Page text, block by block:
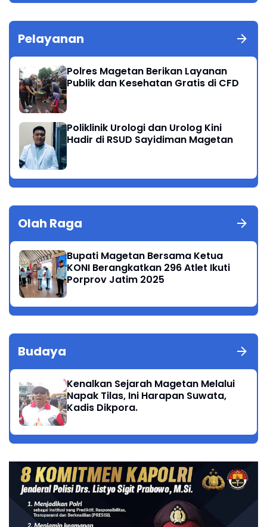
Pelayanan
Polres Magetan Berikan Layanan
Publik dan Kesehatan Gratis di CFD
Poliklinik Urologi dan Urolog Kini
Hadir di RSUD Sayidiman Magetan
Olah Raga
Bupati Magetan Bersama Ketua
KONI Berangkatkan 296 Atlet Ikuti
Porprov Jatim 2025
Budaya
Kenalkan Sejarah Magetan Melalui
Napak Tilas, Ini Harapan Suwata,
Kadis Dikpora.